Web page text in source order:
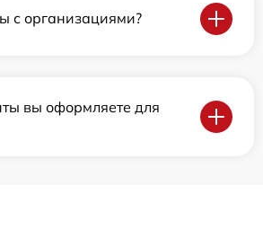
с организациями?
вы оформляете для